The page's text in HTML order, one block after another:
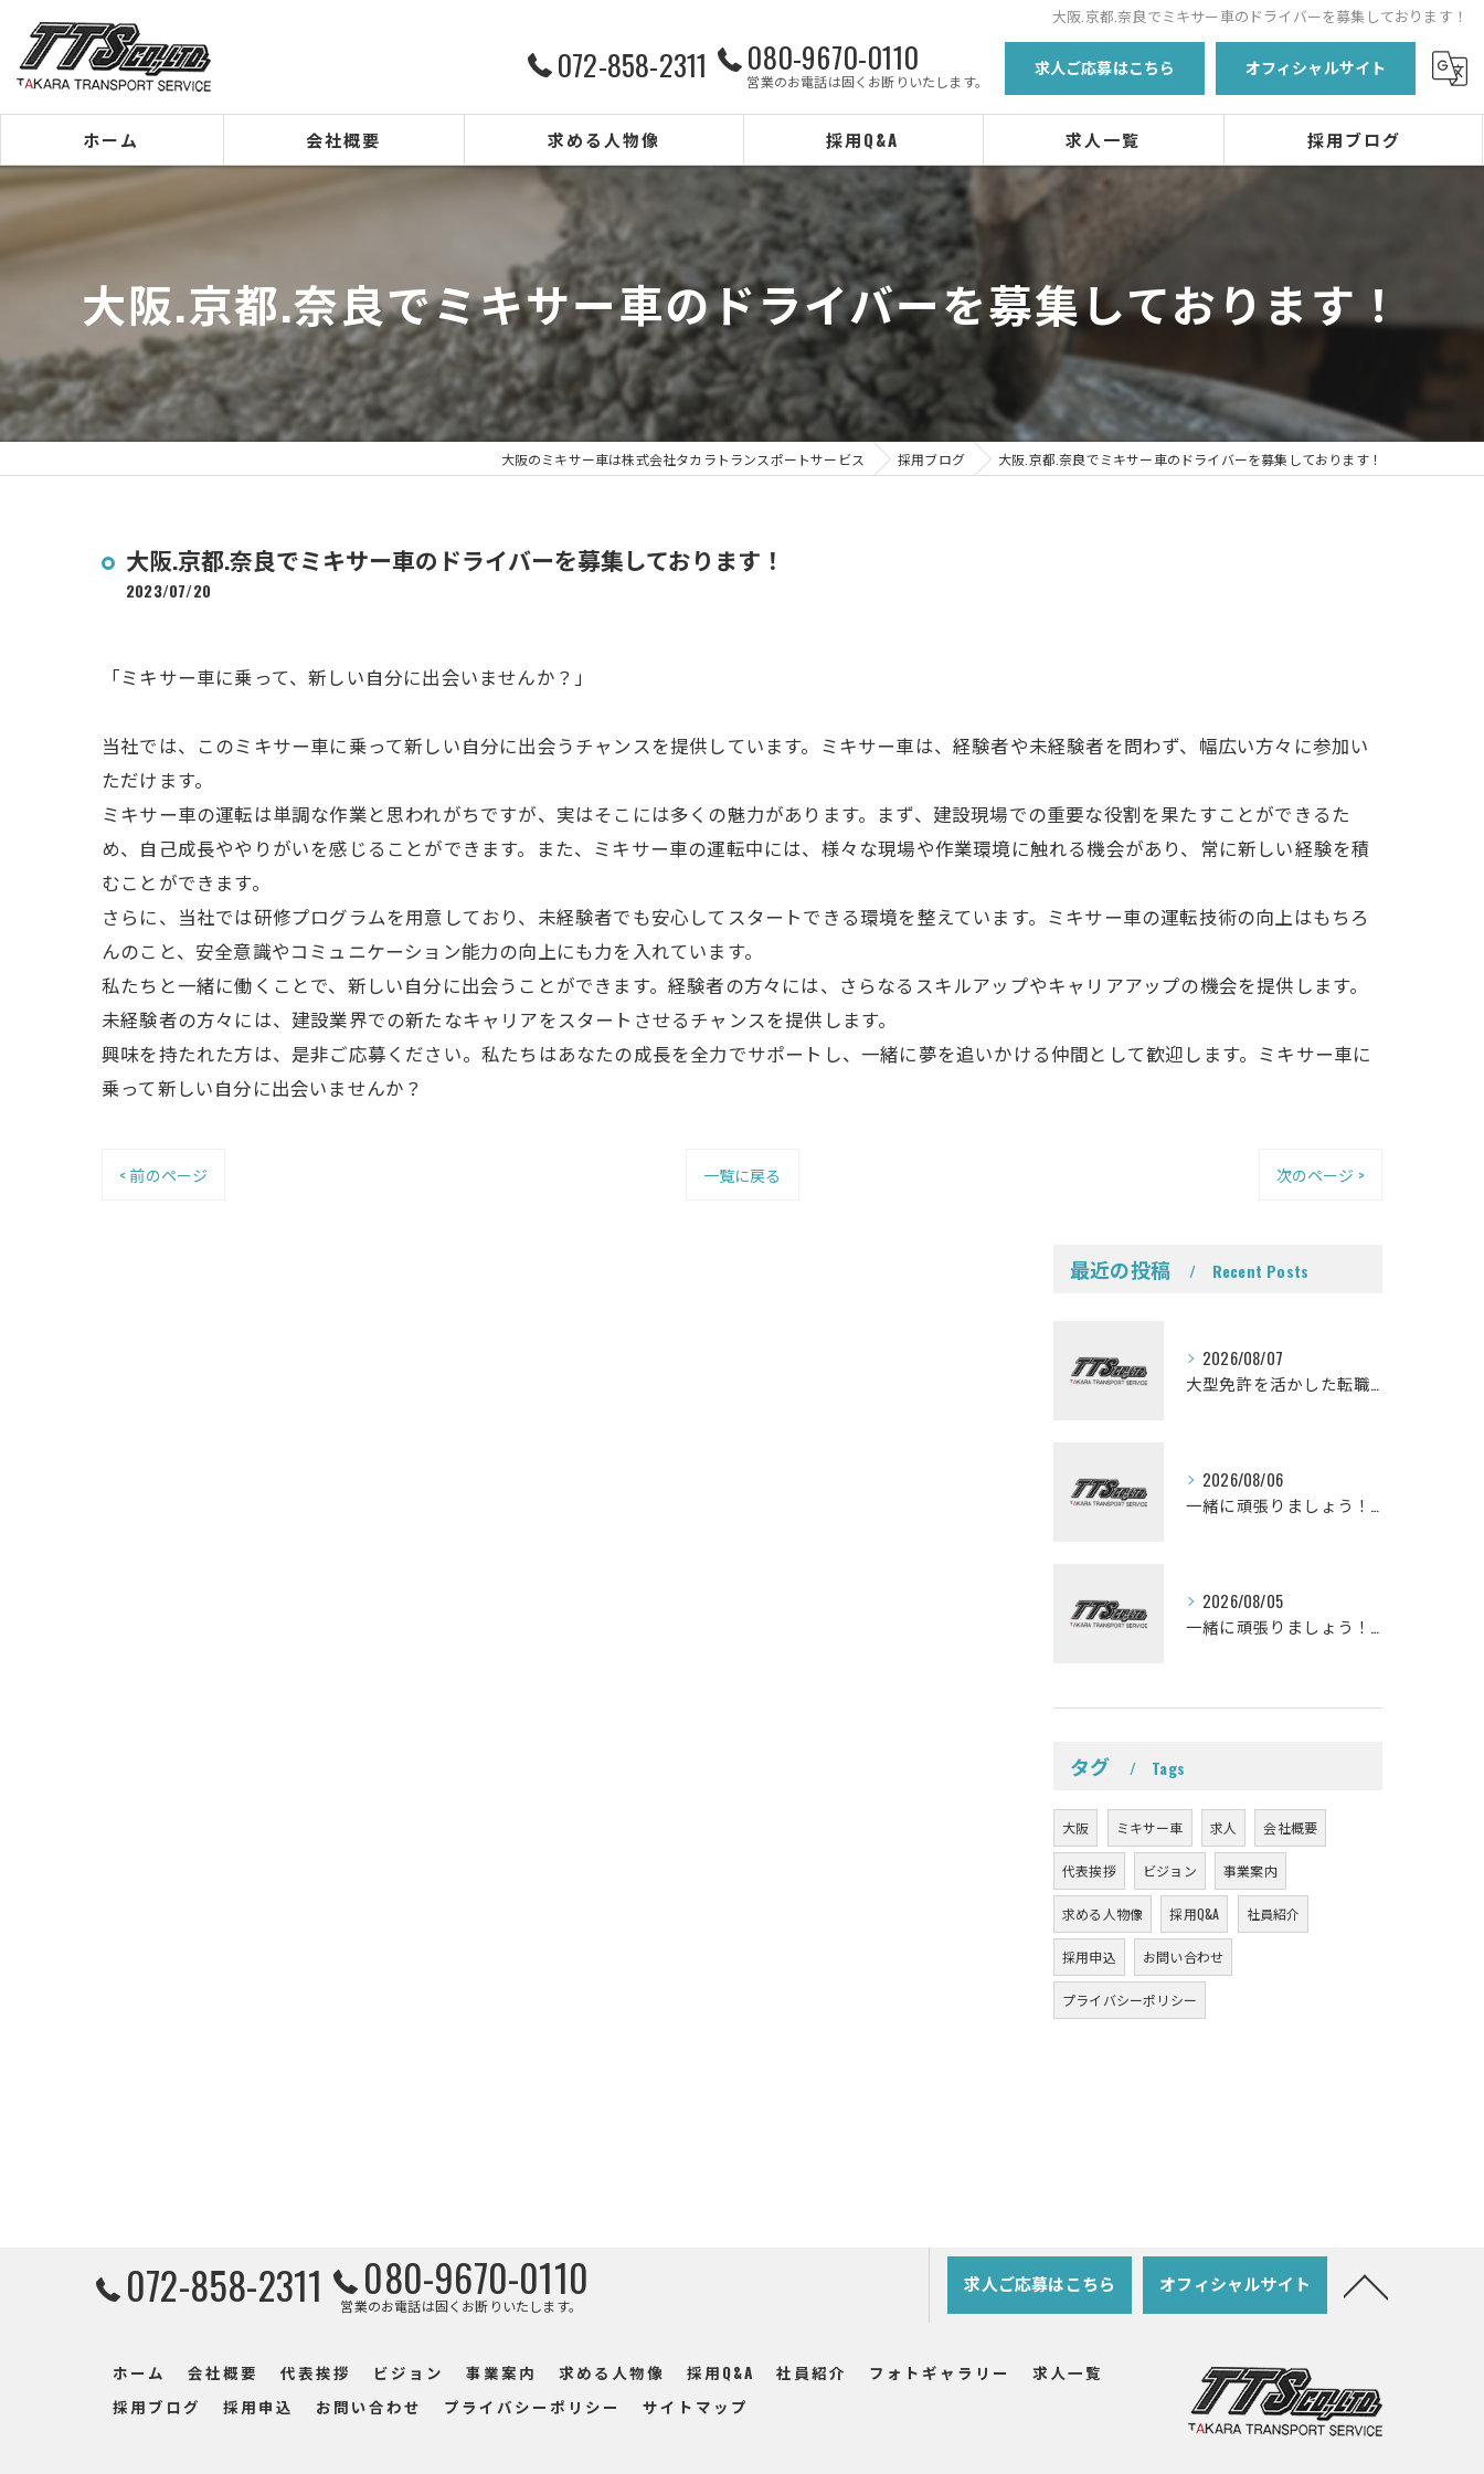
大阪.京都.奈良でミキサー車のドライバーを募集しております！
072-858-2311 080-9670-0110
営業のお電話は固くお断りいたします。
求人ご応募はこちら オフィシャルサイト
ホーム 会社概要
事業案内
求める人物像 採用Q&A 求人一覧 採用ブログ
大阪.京都.奈良でミキサー車のドライバーを募集しております！
大阪のミキサー車は株式会社タカラトランスポートサービス 採用ブログ 大阪.京都.奈良でミキサー車のドライバーを募集しております！
大阪.京都.奈良でミキサー車のドライバーを募集しております！
2023/07/20
「ミキサー車に乗って、新しい自分に出会いませんか？」
当社では、このミキサー車に乗って新しい自分に出会うチャンスを提供しています。ミキサー車は、経験者や未経験者を問わず、幅広い方々に参加い
ただけます。
ミキサー車の運転は単調な作業と思われがちですが、実はそこには多くの魅力があります。まず、建設現場での重要な役割を果たすことができるた
め、自己成長ややりがいを感じることができます。また、ミキサー車の運転中には、様々な現場や作業環境に触れる機会があり、常に新しい経験を積
むことができます。
さらに、当社では研修プログラムを用意しており、未経験者でも安心してスタートできる環境を整えています。ミキサー車の運転技術の向上はもちろ
んのこと、安全意識やコミュニケーション能力の向上にも力を入れています。
私たちと一緒に働くことで、新しい自分に出会うことができます。経験者の方々には、さらなるスキルアップやキャリアアップの機会を提供します。
未経験者の方々には、建設業界での新たなキャリアをスタートさせるチャンスを提供します。
興味を持たれた方は、是非ご応募ください。私たちはあなたの成長を全力でサポートし、一緒に夢を追いかける仲間として歓迎します。ミキサー車に
乗って新しい自分に出会いませんか？
< 前のページ 一覧に戻る 次のページ >
最近の投稿 Recent Posts
2026/08/07
大型免許を活かした転職を考えている皆さんミキサー車ドライバーになって一緒に働きませんか？
2026/08/06
一緒に頑張りましょう！ミキサー車ドライバー募集しております。
2026/08/05
一緒に頑張りましょう！ミキサー車ドライバー募集しております。
タグ Tags
大阪 ミキサー車 求人 会社概要
代表挨拶 ビジョン 事業案内
求める人物像 採用Q&A 社員紹介
採用申込 お問い合わせ
プライバシーポリシー
072-858-2311 080-9670-0110
営業のお電話は固くお断りいたします。
求人ご応募はこちら オフィシャルサイト
ホーム 会社概要 代表挨拶 ビジョン 事業案内 求める人物像 採用Q&A 社員紹介 フォトギャラリー
求人一覧
採用ブログ
採用申込 お問い合わせ プライバシーポリシー サイトマップ